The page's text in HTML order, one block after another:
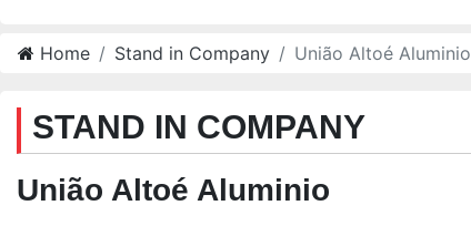
Home Stand in Company União Altoé Aluminio
STAND IN COMPANY
União Altoé Aluminio